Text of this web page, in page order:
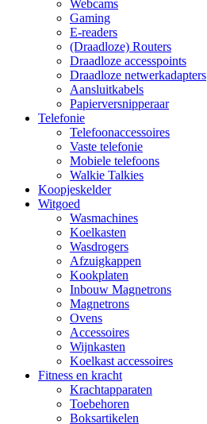
Webcams
Gaming
E-readers
(Draadloze) Routers
Draadloze accesspoints
Draadloze netwerkadapters
Aansluitkabels
Papierversnipperaar
Telefonie
Telefoonaccessoires
Vaste telefonie
Mobiele telefoons
Walkie Talkies
Koopjeskelder
Witgoed
Wasmachines
Koelkasten
Wasdrogers
Afzuigkappen
Kookplaten
Inbouw Magnetrons
Magnetrons
Ovens
Accessoires
Wijnkasten
Koelkast accessoires
Fitness en kracht
Krachtapparaten
Toebehoren
Boksartikelen